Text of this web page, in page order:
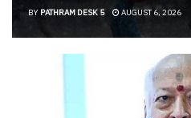
BY PATHRAM DESK 5 AUGUST 6, 2026